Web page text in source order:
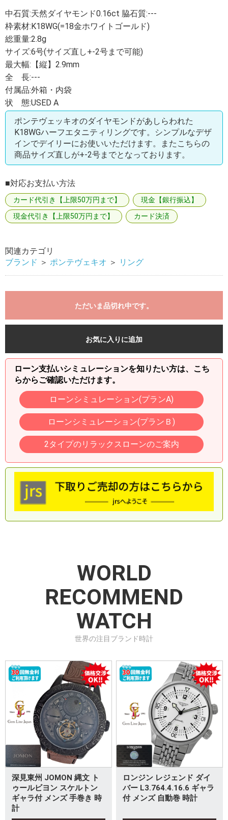
中石質:天然ダイヤモンド0.16ct 脇石質:‐‐‐
枠素材:K18WG(=18金ホワイトゴールド)
総重量:2.8g
サイズ:6号(サイズ直し+-2号まで可能)
最大幅:【縦】2.9mm
全 長:‐‐‐
付属品:外箱・内袋
状 態:USED A
ポンテヴェッキオのダイヤモンドがあしらわれた
K18WGハーフエタニティリングです。シンプルなデザ
インでデイリーにお使いいただけます。またこちらの
商品サイズ直しが+-2号までとなっております。
■対応お支払い方法
カード代引き【上限50万円まで】
現金【銀行振込】
現金代引き【上限50万円まで】
カード決済
関連カテゴリ
ブランド ＞ ポンテヴェキオ ＞ リング
ただいま品切れ中です。
お気に入りに追加
ローン支払いシミュレーションを知りたい方は、こち
らからご確認いただけます。
ローンシミュレーション(プランA)
ローンシミュレーション(プランＢ)
2タイプのリラックスローンのご案内
WORLD
RECOMMEND
WATCH
世界の注目ブランド時計
深見東州 JOMON 縄文 ト
ゥールビヨン スケルトン
ギャラ付 メンズ 手巻き 時
計
ロンジン レジェンド ダイ
バー L3.764.4.16.6 ギャラ
付 メンズ 自動巻 時計